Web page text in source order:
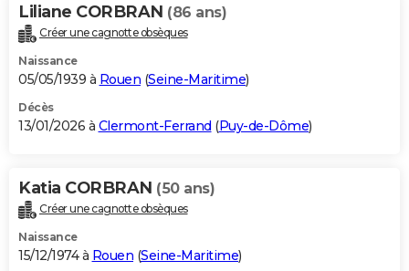
Carte de Noël
Carte Bonne année
Carte Saint-Valentin
Carte Pâques
Carte d'anniversaire
DICTIONNAIRE
Dictionnaire
Biographies
Citations
Expressions
Proverbes
PROGRAMME TV
S'inscrire
Se connecter
Lycées
Collèges
Primaires
Universités
Entreprises
Service militaire
Avis de recherche
AVIS DE DÉCÈS
Bricolage
Lifestyle
Culture
Sport
Auto
Television
Voyage
Cinema
Liliane CORBRAN (86 ans)
Créer une cagnotte obsèques
Naissance
05/05/1939 à Rouen (Seine-Maritime)
Décès
13/01/2026 à Clermont-Ferrand (Puy-de-Dôme)
Katia CORBRAN (50 ans)
Créer une cagnotte obsèques
Naissance
15/12/1974 à Rouen (Seine-Maritime)